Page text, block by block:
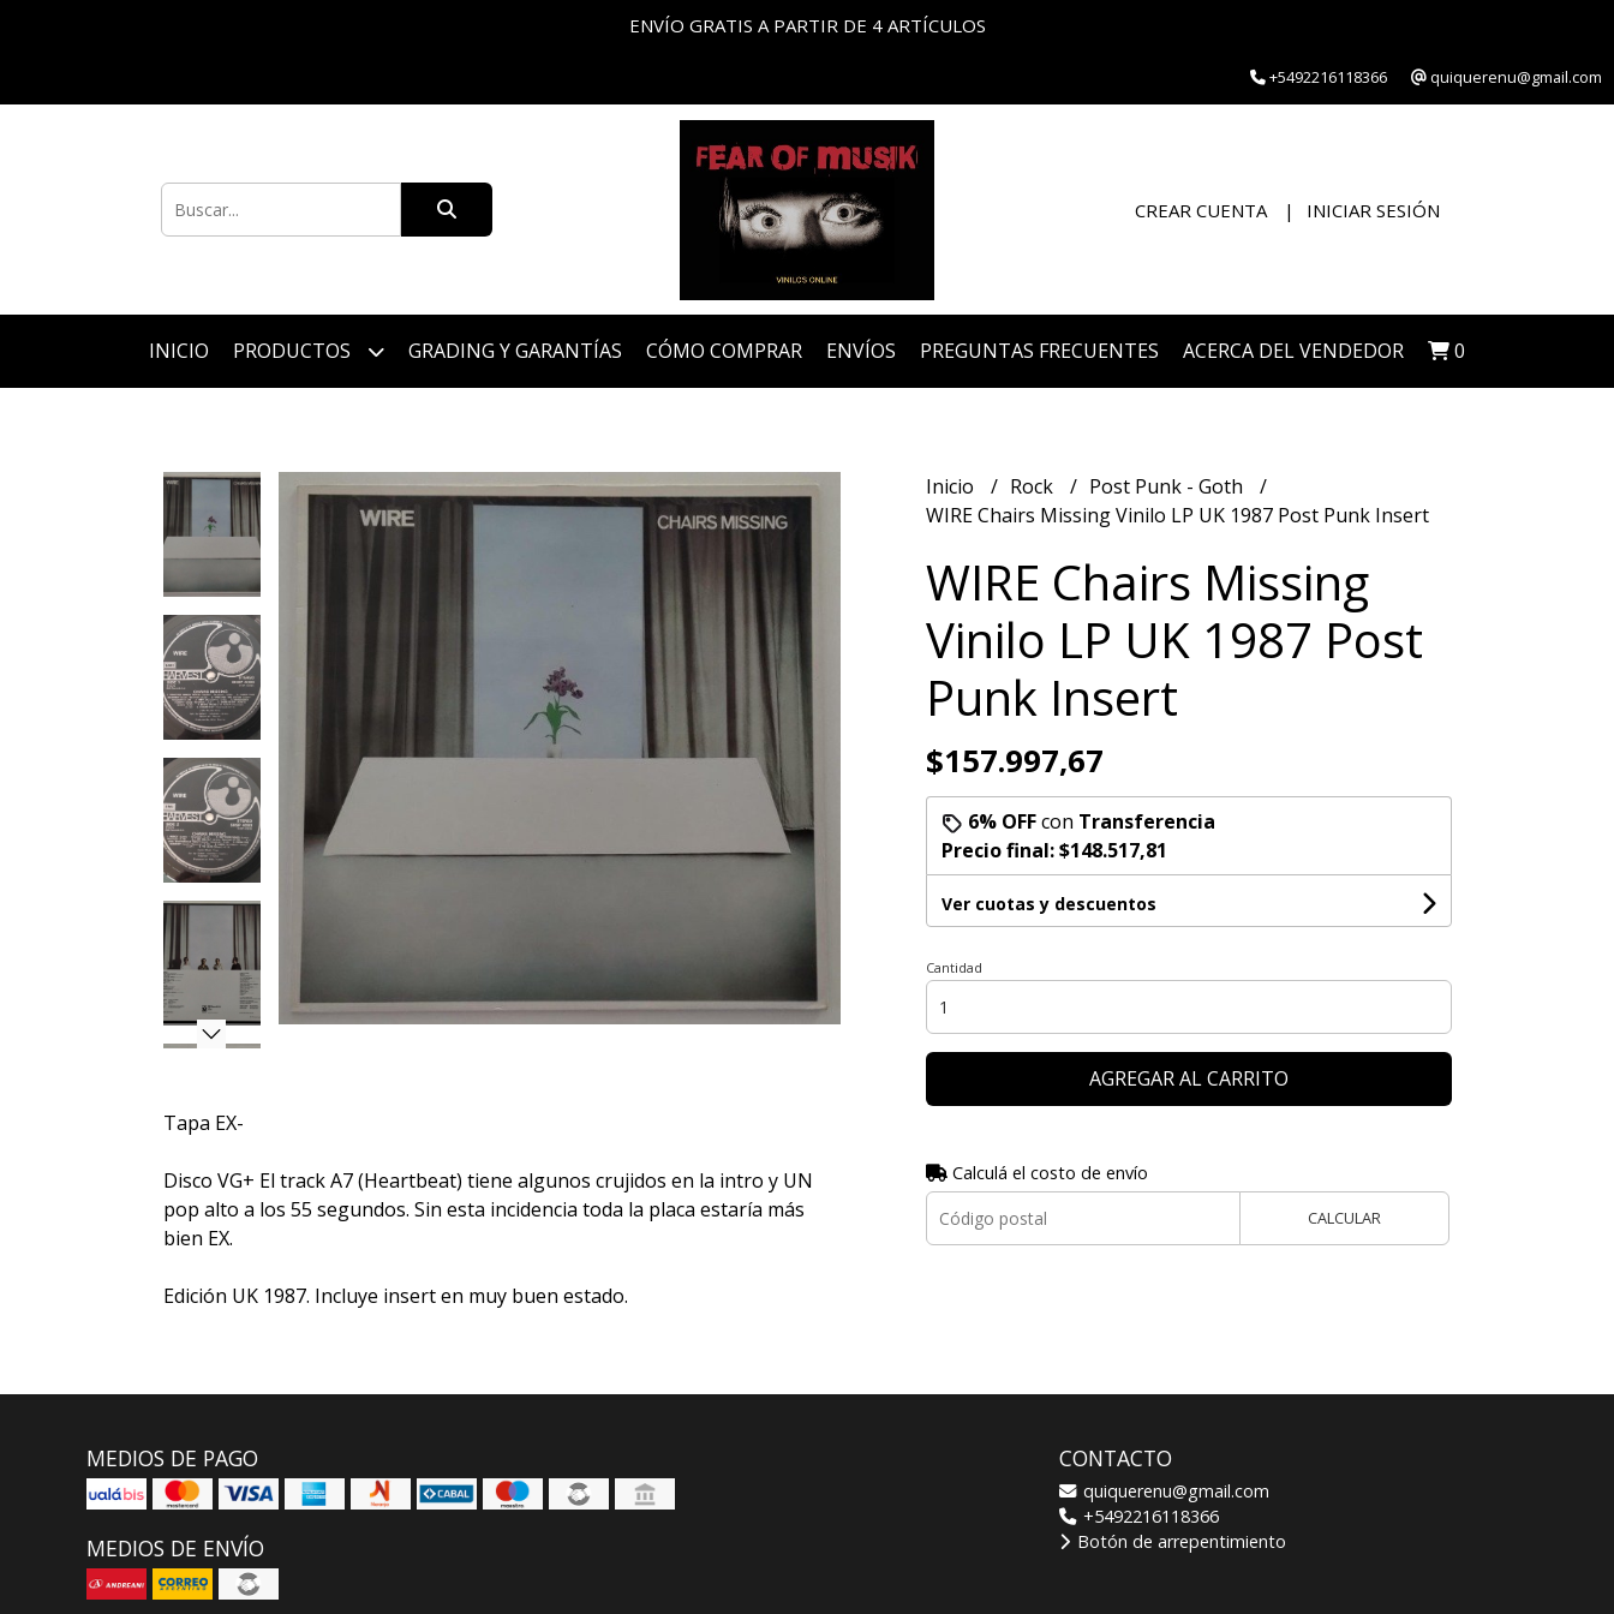
ENVÍO GRATIS A PARTIR DE 4 ARTÍCULOS
+5492216118366 quiquerenu@gmail.com
CREAR CUENTA INICIAR SESIÓN
INICIO PRODUCTOS GRADING Y GARANTÍAS CÓMO COMPRAR ENVÍOS PREGUNTAS FRECUENTES ACERCA DEL VENDEDOR 0
Tapa EX-
Disco VG+ El track A7 (Heartbeat) tiene algunos crujidos en la intro y UN
pop alto a los 55 segundos. Sin esta incidencia toda la placa estaría más
bien EX.
Edición UK 1987. Incluye insert en muy buen estado.
Inicio Rock
Post Punk - Goth
WIRE Chairs Missing Vinilo LP UK 1987 Post Punk Insert
WIRE Chairs Missing
Vinilo LP UK 1987 Post
Punk Insert
$157.997,67
6% OFFcon Transferencia
Precio final:$148.517,81
Ver cuotas y descuentos
Cantidad
AGREGAR AL CARRITO
Calculá el costo de envío
CALCULAR
MEDIOS DE PAGO
MEDIOS DE ENVÍO
CONTACTO
quiquerenu@gmail.com
+5492216118366
Botón de arrepentimiento